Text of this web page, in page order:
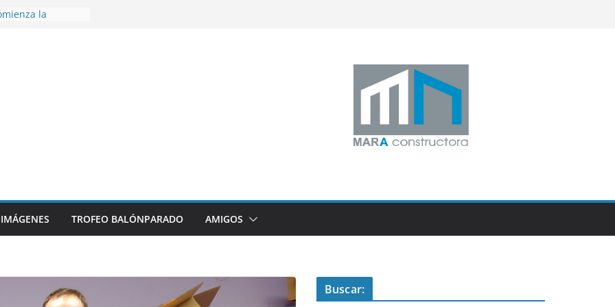
la
sumando
26/27
en el
de
IMÁGENES TROFEO BALÓNPARADO AMIGOS
Buscar: